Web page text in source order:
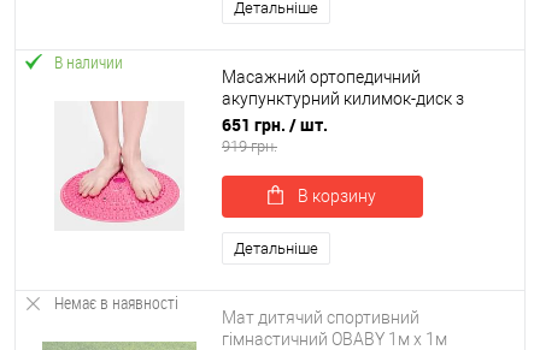
Детальніше
В наличии
Масажний ортопедичний
акупунктурний килимок-диск з
магнітами для масажу ніг та стоп
35 см OSPORT (MS 4208)
651 грн. / шт.
919 грн.
В корзину
Детальніше
Немає в наявності
Мат дитячий спортивний
гімнастичний OBABY 1м х 1м